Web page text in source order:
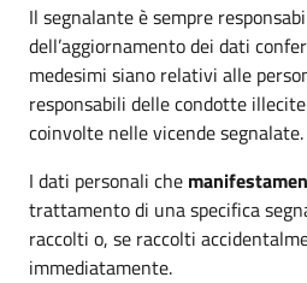
Il segnalante è sempre
dell’aggiornamento dei dati
medesimi siano relativi alle
responsabili delle condotte
coinvolte nelle vicende segnalate.
I dati personali che
trattamento di una specifica
raccolti o, se raccolti
immediatamente.